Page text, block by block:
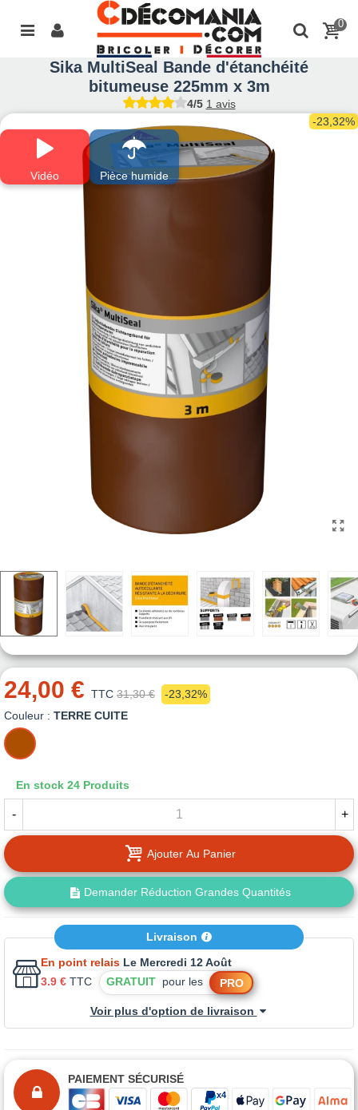
0
Sika MultiSeal Bande d'étanchéité
bitumeuse 225mm x 3m
4/5 1 avis
Vidéo Pièce humide
-23,32%
24,00 € TTC 31,30 €
-23,32%
Couleur : TERRE CUITE
TERRE
CUITE
En stock 24 Produits
- +
Ajouter Au Panier
Demander Réduction Grandes Quantités
Livraison
En point relais Le Mercredi 12 Août
3.9 € TTC GRATUIT pour les PRO
Voir plus d'option de livraison
PAIEMENT SÉCURISÉ